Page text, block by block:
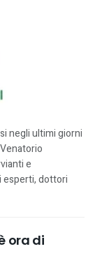
negli ultimi giorni
e
dottori
ora di